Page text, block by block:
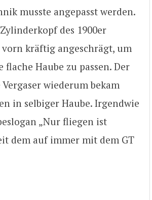
musste angepasst werden.
des 1900er
kräftig angeschrägt, um
Haube zu passen. Der
wiederum bekam
in selbiger Haube. Irgendwie
„Nur fliegen ist
dem auf immer mit dem GT